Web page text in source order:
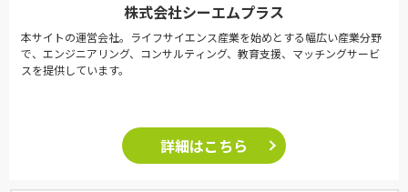
株式会社シーエムプラス
本サイトの運営会社。ライフサイエンス産業を始めとする幅広い産業分野
で、エンジニアリング、コンサルティング、教育支援、マッチングサービ
スを提供しています。
詳細はこちら